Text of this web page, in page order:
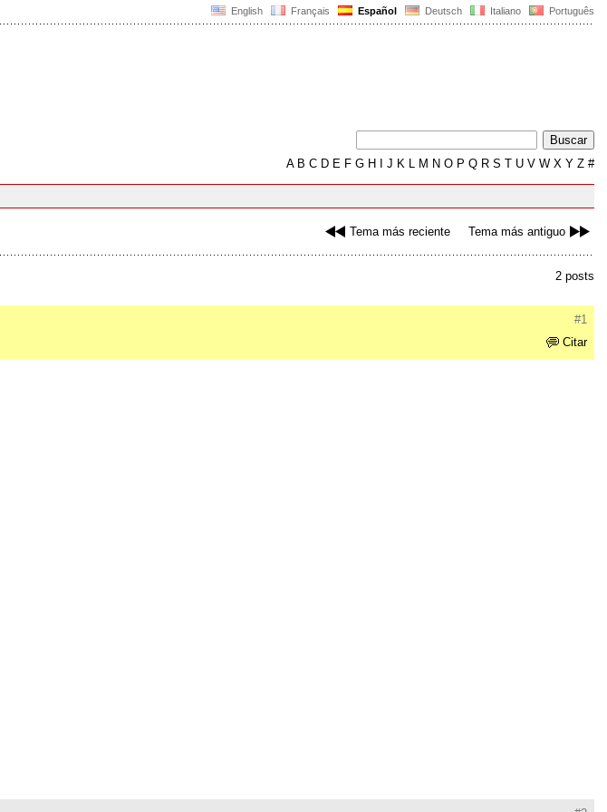
English Français Español Deutsch Italiano Português
AB C D E F G H J K L M N O P Q R S T U V W X Y Z #
Tema más reciente Tema más antiguo
2 posts
#1
Citar